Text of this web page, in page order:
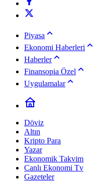
Piyasa
Ekonomi Haberleri
Haberler
Finansopia Özel
Uygulamalar
Döviz
Altın
Kripto Para
Yazar
Ekonomik Takvim
Canlı Ekonomi Tv
Gazeteler